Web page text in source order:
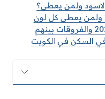
الاسود ولمن يعطى؟
السكن في الكويت